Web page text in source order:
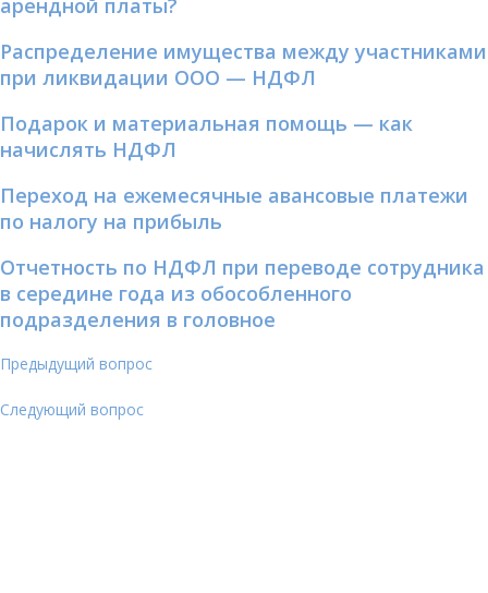
Распределение имущества между участниками
при ликвидации ООО — НДФЛ
Подарок и материальная помощь — как
начислять НДФЛ
Переход на ежемесячные авансовые платежи
по налогу на прибыль
Отчетность по НДФЛ при переводе сотрудника
в середине года из обособленного
подразделения в головное
Предыдущий вопрос
Следующий вопрос